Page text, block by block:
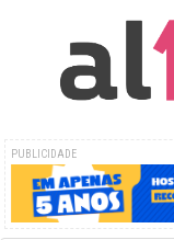
PUBLICIDADE